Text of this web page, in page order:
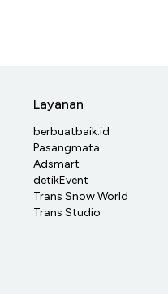
Layanan
berbuatbaik.id
Pasangmata
Adsmart
detikEvent
Trans Snow World
Trans Studio